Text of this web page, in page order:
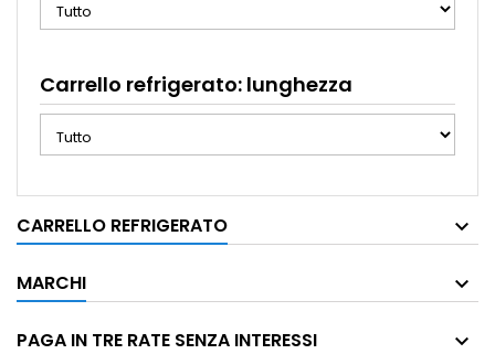
Carrello refrigerato: lunghezza
CARRELLO REFRIGERATO
MARCHI
PAGA IN TRE RATE SENZA INTERESSI